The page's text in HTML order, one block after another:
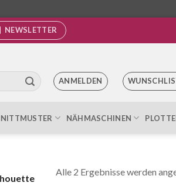
NEWSLETTER
ANMELDEN
NÄHMASCHINEN
Alle 2 Ergebnisse werden